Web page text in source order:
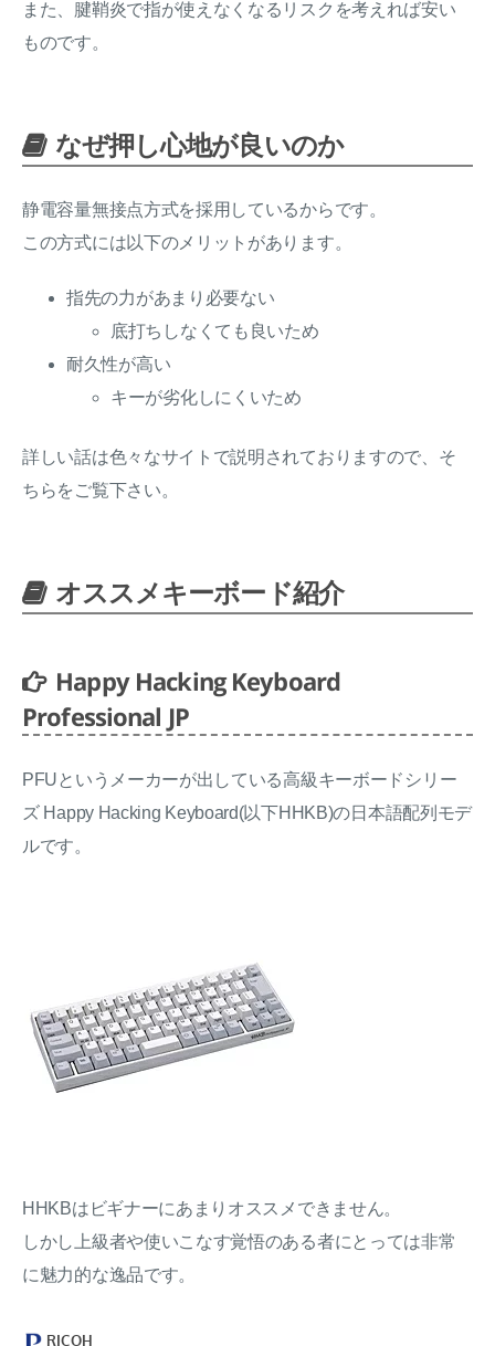
また、腱鞘炎で指が使えなくなるリスクを考えれば安い
ものです。
なぜ押し心地が良いのか
静電容量無接点方式を採用しているからです。
この方式には以下のメリットがあります。
指先の力があまり必要ない
底打ちしなくても良いため
耐久性が高い
キーが劣化しにくいため
詳しい話は色々なサイトで説明されておりますので、そ
ちらをご覧下さい。
オススメキーボード紹介
Happy Hacking Keyboard
Professional JP
PFUというメーカーが出している高級キーボードシリー
ズ Happy Hacking Keyboard(以下HHKB)の日本語配列モデ
ルです。
HHKBはビギナーにあまりオススメできません。
しかし上級者や使いこなす覚悟のある者にとっては非常
に魅力的な逸品です。